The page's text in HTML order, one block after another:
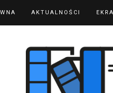
AKTUALNOŚCI